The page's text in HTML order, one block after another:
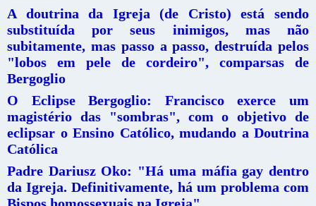
A doutrina da Igreja (de Cristo) está sendo
substituída por seus inimigos, mas não
subitamente, mas passo a passo, destruída pelos
"lobos em pele de cordeiro", comparsas de
Bergoglio
O Eclipse Bergoglio: Francisco exerce um
magistério das "sombras", com o objetivo de
eclipsar o Ensino Católico, mudando a Doutrina
Católica
Padre Dariusz Oko: "Há uma máfia gay dentro
da Igreja. Definitivamente, há um problema com